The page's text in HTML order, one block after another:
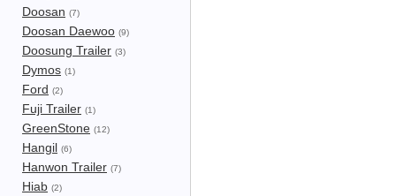
Doosan (7)
Doosan Daewoo (9)
Doosung Trailer (3)
Dymos (1)
Ford (2)
Fuji Trailer (1)
GreenStone (12)
Hangil (6)
Hanwon Trailer (7)
Hiab (2)